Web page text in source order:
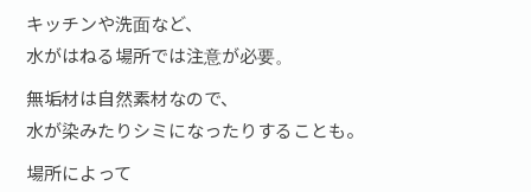
キッチンや洗面など、
水がはねる場所では注意が必要。
無垢材は自然素材なので、
水が染みたりシミになったりすることも。
場所によって